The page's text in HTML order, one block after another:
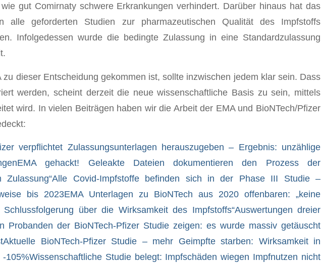
gut Comirnaty schwere Erkrankungen verhindert. Darüber hinaus hat das
alle geforderten Studien zur pharmazeutischen Qualität des Impfstoffs
Infolgedessen wurde die bedingte Zulassung in eine Standardzulassung
zu dieser Entscheidung gekommen ist, sollte inzwischen jedem klar sein. Dass
werden, scheint derzeit die neue wissenschaftliche Basis zu sein, mittels
wird. In vielen Beiträgen haben wir die Arbeit der EMA und BioNTech/Pfizer
verpflichtet Zulassungsunterlagen herauszugeben – Ergebnis: unzählige
EMA gehackt! Geleakte Dateien dokumentieren den Prozess der
Zulassung“Alle Covid-Impfstoffe befinden sich in der Phase III Studie –
bis 2023EMA Unterlagen zu BioNTech aus 2020 offenbaren: „keine
Schlussfolgerung über die Wirksamkeit des Impfstoffs“Auswertungen dreier
Probanden der BioNTech-Pfizer Studie zeigen: es wurde massiv getäuscht
Aktuelle BioNTech-Pfizer Studie – mehr Geimpfte starben: Wirksamkeit in
-105%Wissenschaftliche Studie belegt: Impfschäden wiegen Impfnutzen nicht